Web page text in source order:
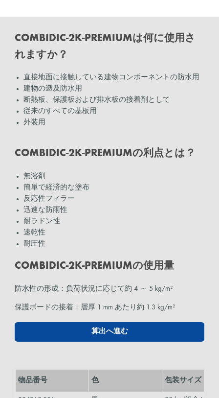
COMBIDIC-2K-PREMIUMは何に使用さ
れますか？
直接地面に接触している建物コンポーネントの防水用
建物の遡及防水用
断熱板、保護板および排水板の接着剤として
従来のすべての基板用
外装用
COMBIDIC-2K-PREMIUMの利点とは？
無溶剤
簡単で経済的な塗布
反応性フィラー
迅速な防雨性
耐ラドン性
速乾性
耐圧性
COMBIDIC-2K-PREMIUMの使用量
防水性の形成：負荷状況に応じて約 4 ～ 5 kg/m²
保護ボードの接着：層厚 1 mm あたり約 1.3 kg/m²
算出へ進む
物品番号 色 包装サイズ